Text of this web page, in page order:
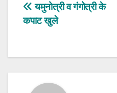
Post
navigation
यमुनोत्री व गंगोत्री के
कपाट खुले